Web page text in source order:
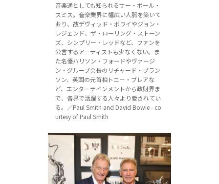
音楽通としても知られるサー・ポール・
スミス。音楽業界に幅広い人脈を築いて
おり、故デヴィッド・ボウイやジョン・
レジェンド、ザ・ローリング・ストーン
ズ、シンプリー・レッドなど、ファンを
公言するアーティストも少なくない。ま
た名優ハリソン・フォードやヴァージ
ン・グループ会長のリチャード・ブラン
ソン、英国の元首相トニー・ブレアな
ど、エンターテインメントから政財界ま
で、各界で活躍する人々より愛されてい
る。／Paul Smith and David Bowie - co
urtesy of Paul Smith